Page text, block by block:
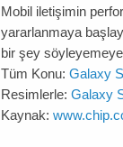
Mobil iletişimin
yararlanmaya
bir şey
Tüm Konu: Galaxy
Resimlerle: Galaxy
Kaynak: